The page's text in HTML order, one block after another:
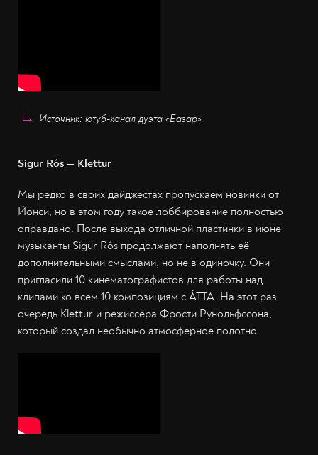
Источник: ютуб-канал дуэта «Базар»
Sigur Rós — Klettur
Мы редко в своих дайджестах пропускаем новинки от
Йонси, но в этом году такое лоббирование полностью
оправдано. После выхода отличной пластинки в июне
музыканты Sigur Rós продолжают наполнять её
дополнительными смыслами, но не в одиночку. Они
пригласили 10 кинематографистов для работы над
клипами ко всем 10 композициям с ÁTTA. На этот раз
очередь Klettur и режиссёра Фрости Рунольфссона,
который создал необычно атмосферное полотно.